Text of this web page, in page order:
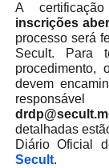
A
inscrições
processo será
Secult. Para
procedimento,
devem
detalhadas
Diário Oficial
Secult.